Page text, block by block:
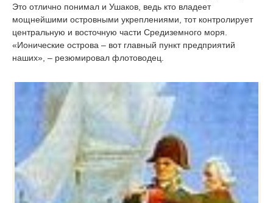
Это отлично понимал и Ушаков, ведь кто владеет
мощнейшими островными укреплениями, тот контролирует
центральную и восточную части Средиземного моря.
«Ионические острова – вот главный пункт предприятий
наших», – резюмировал флотоводец.